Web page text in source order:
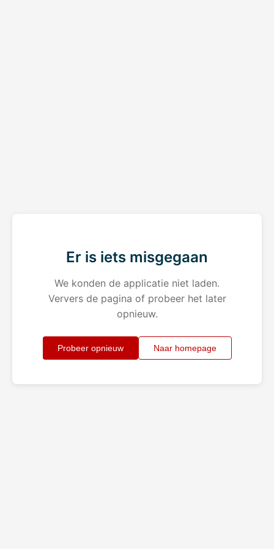
Er is iets misgegaan
We konden de applicatie niet laden.
Ververs de pagina of probeer het later
opnieuw.
Probeer opnieuw Naar homepage